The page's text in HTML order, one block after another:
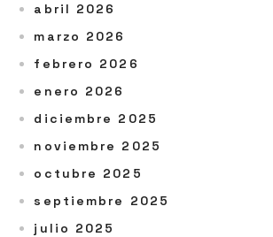
abril 2026
marzo 2026
febrero 2026
enero 2026
diciembre 2025
noviembre 2025
octubre 2025
septiembre 2025
julio 2025